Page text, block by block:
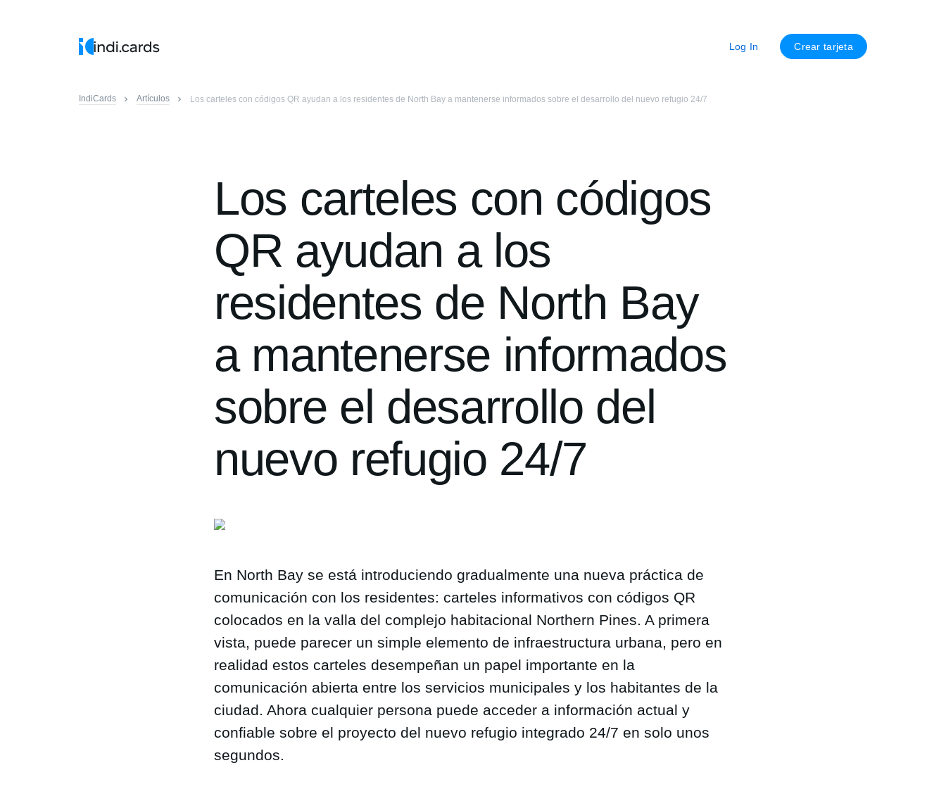
Log In Crear tarjeta
IndiCards Artículos Los carteles con códigos QR ayudan a los residentes de North Bay a mantenerse informados sobre el desarrollo del nuevo refugio 24/7
Los carteles con códigos
QR ayudan a los
residentes de North Bay
a mantenerse informados
sobre el desarrollo del
nuevo refugio 24/7
En North Bay se está introduciendo gradualmente una nueva práctica de
comunicación con los residentes: carteles informativos con códigos QR
colocados en la valla del complejo habitacional Northern Pines. A primera
vista, puede parecer un simple elemento de infraestructura urbana, pero en
realidad estos carteles desempeñan un papel importante en la
comunicación abierta entre los servicios municipales y los habitantes de la
ciudad. Ahora cualquier persona puede acceder a información actual y
confiable sobre el proyecto del nuevo refugio integrado 24/7 en solo unos
segundos.